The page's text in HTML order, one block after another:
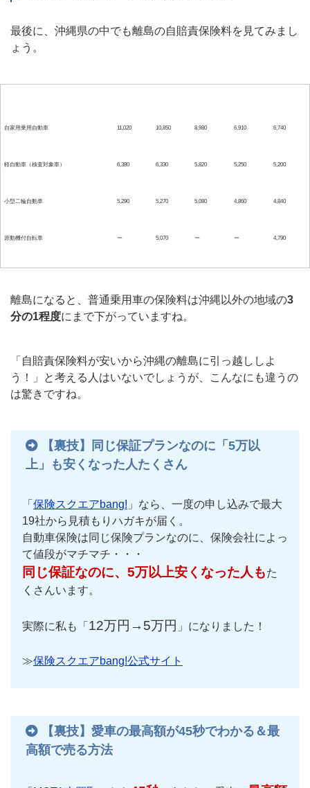
最後に、沖縄県の中でも離島の自賠責保険料を見てみまし
ょう。
自家用乗用自動車 11,020 10,850 8,980 6,910 6,740
軽自動車（検査対象車） 6,380 6,330 5,820 5,250 5,200
小型二輪自動車 5,290 5,270 5,080 4,860 4,840
原動機付自転車 ー 5,070 ー ー 4,790
離島になると、普通乗用車の保険料は沖縄以外の地域の3
分の1程度にまで下がっていますね。
「自賠責保険料が安いから沖縄の離島に引っ越ししよ
う！」と考える人はいないでしょうが、こんなにも違うの
は驚きですね。
【裏技】同じ保証プランなのに「5万以
上」も安くなった人たくさん
「 保険スクエアbang! 」なら、一度の申し込みで最大
19社から見積もりハガキが届く。
自動車保険は同じ保険プランなのに、保険会社によっ
て値段がマチマチ・・・
同じ保証なのに、5万以上安くなった人もた
くさんいます。
実際に私も「 12万円→5万円 」になりました！
≫保険スクエアbang!公式サイト
【裏技】愛車の最高額が45秒でわかる＆最
高額で売る方法